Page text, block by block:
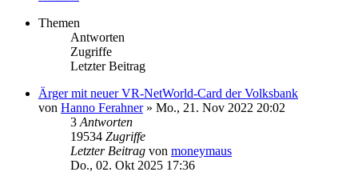
Themen
Antworten
Zugriffe
Letzter Beitrag
Ärger mit neuer VR-NetWorld-Card der Volksbank
von Hanno Ferahner» Mo., 21. Nov 2022 20:02
3 Antworten
19534 Zugriffe
Letzter Beitrag von moneymaus
Do., 02. Okt 2025 17:36